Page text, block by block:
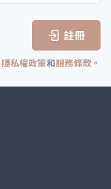
註冊
隱私權政策和服務條款 。